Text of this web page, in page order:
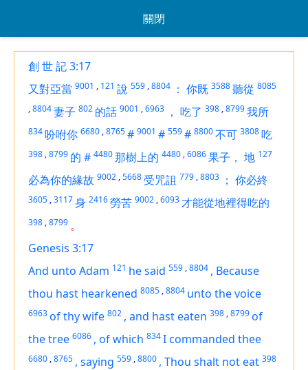
關閉
創 世 記 3:17
又對亞當 9001 , 121 說 559 ,8804 ： 你既 3588聽從 8085
,8804妻子 802 的話 9001 ,6963 ， 吃了 398 ,8799我所
834吩咐你 6680 ,8765# 9001 # 559# 8800不可 3808吃
398 ,8799 的 # 4480那樹上的 4480 ,6086果子， 地 127
必為你的緣故 9002 ,5668 受咒詛 779 ,8803 ； 你必終
3605 ,3117身 2416勞苦 9002 ,6093才能從地裡得吃的
398 ,8799 。
Genesis 3:17
And unto Adam 121 he said 559 ,8804 , Because
thou hast hearkened 8085 ,8804 unto the voice
6963of thy wife 802 , and hast eaten 398 ,8799of
the tree 6086 , of which 834I commanded thee
6680 ,8765 , saying 559 ,8800 , Thou shalt not eat 398